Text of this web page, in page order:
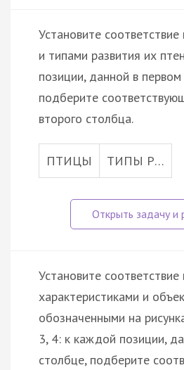
Установите
и типами развития их
позиции, данной в
подберите
второго столбца.
ПТИЦЫ ТИПЫ Р…
Установите
характеристиками и
обозначенными на
3, 4: к каждой позиции,
столбце, подберите